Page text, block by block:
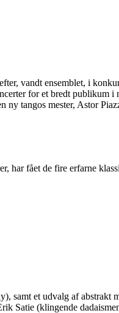
vandt ensemblet, i
for et bredt publikum
tangos mester, Astor
har fået de fire erfarne
samt et udvalg af abstrakt
Satie (klingende